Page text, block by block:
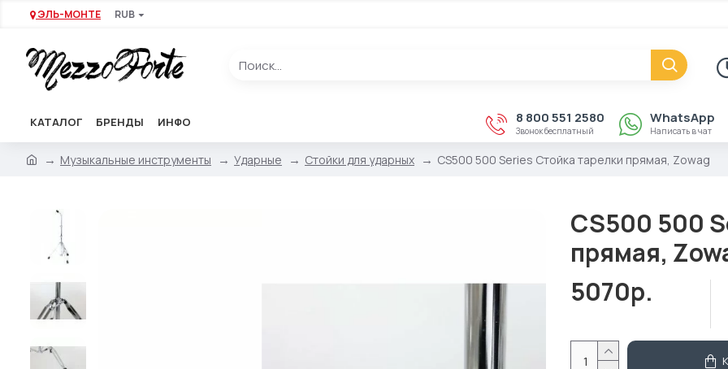
ЭЛЬ-МОНТЕ RUB
КАТАЛОГ БРЕНДЫ ИНФО 8 800 551 2580
Звонок бесплатный
WhatsApp
Написать в чат
Музыкальные инструменты Ударные Стойки для ударных CS500 500 Series Стойка тарелки прямая, Zowag
CS500 500
прямая,
5070р.